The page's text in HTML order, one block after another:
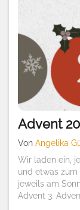
Advent
Von Angelika
Wir laden ein,
und etwas zum
jeweils am
Advent 3.